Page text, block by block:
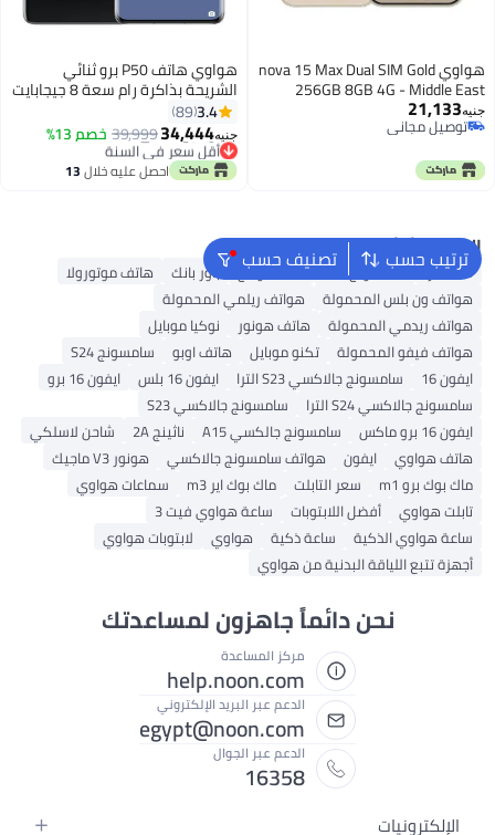
هواوي nova 15 Max Dual SIM Gold
256GB 8GB 4G - Middle East
Version
جنيه21,133
توصيل مجاني
توصيل مجاني
هواوي هاتف P50 برو ثنائي
الشريحة بذاكرة رام سعة 8 جيجابايت
يدعم تقنية 5G- إصدار دولي، لون
أسود
3.4
89
جنيه34,444
39,999خصم 13%
أقل سعر في السنة
توصيل مجاني
أقل سعر في السنة
احصل عليه خلال13
ترتيب حسب تصنيف حسب البحث الشائع
S25 ألترا سامسونج S25 هاتف نوثنج باور بانك
هاتف موتورولا
هواتف ون بلس المحمولة
هواتف ريلمي المحمولة
هواتف ريدمي المحمولة
هاتف هونور
نوكيا موبايل
هواتف فيفو المحمولة
تكنو موبايل هاتف اوبو
سامسونج S24
ايفون 16
سامسونج جالاكسي S23 الترا ايفون 16 بلس
ايفون 16 برو
سامسونج جالاكسي S24 الترا
سامسونج جالاكسي S23
ايفون 16 برو ماكس
سامسونج جالكسي A15 ناثينج 2A
شاحن لاسلكي
هاتف هواوي
ايفون هواتف سامسونج جالاكسي
هونور V3 ماجيك
ماك بوك برو m1
سعر التابلت ماك بوك اير m3
سماعات هواوي
تابلت هواوي
أفضل اللابتوبات
ساعة هواوي فيت 3
ساعة هواوي الذكية
ساعة ذكية هواوي
لابتوبات هواوي
أجهزة تتبع اللياقة البدنية من هواوي
نحن دائماً جاهزون لمساعدتك
مركز المساعدة
help.noon.com
الدعم عبر البريد الإلكتروني
egypt@noon.com
الدعم عبر الجوال
16358
الإلكترونيات